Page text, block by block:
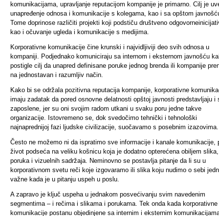
komunikacijama, upravljanje reputacijom kompanije je primarno. Cilj je
unapređenje odnosa i komunikacije s kolegama, kao i sa opštom
Tome doprinose različiti projekti koji podstiču društveno
kao i očuvanje ugleda i komunikacije s medijima.
Korporativne komunikacije čine krunski i najvidljiviji deo svih odnosa u
kompaniji. Podjednako komuniciraju sa internom i eksternom javnošću
postigle cilj da unapred definisane poruke jednog brenda ili kompanije
na jednostavan i razumljiv način.
Kako bi se održala pozitivna reputacija kompanije, korporativne
imaju zadatak da pored osnovne delatnosti opštoj javnosti predstavljaju i
zaposlene, jer su oni svojim radom utkani u svaku poru jedne takve
organizacije. Istovremeno se, dok svedočimo tehnički i tehnološki
najnaprednijoj fazi ljudske civilizacije, suočavamo s posebnim izazovima.
Često ne možemo ni da ispratimo sve informacije i kanale komunikacije,
život podseća na veliku košnicu koja je dodatno opterećena obiljem slika,
poruka i vizuelnih sadržaja. Neminovno se postavlja pitanje da li su u
korporativnom svetu reči koje izgovaramo ili slika koju nudimo o sebi
važne kada je u pitanju uspeh u poslu.
A zapravo je ključ uspeha u jednakom posvećivanju svim navedenim
segmentima – i rečima i slikama i porukama. Tek onda kada korporativne
komunikacije postanu objedinjene sa internim i eksternim